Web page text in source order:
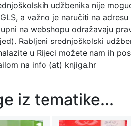
udžbenika nije
a važno je naručiti na
na webshopu odražavaju
Rabljeni srednjoškolski
u Rijeci možete nam ih
na info (at) knjiga.hr
iz tematike...